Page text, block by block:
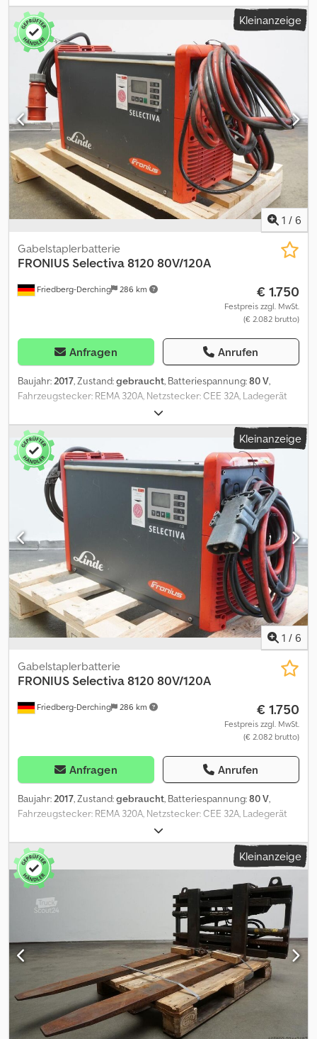
Fronius-Batterieladegerät Selectiva 8120 80V/120A, mit
Elektrolytrührwerk, inklusive Kabel und Stecker REMA 320A,
Netzstecker CEE 32A. Dkodpfozq H Dzjx Aider
Kleinanzeige
1 / 6
Friedberg-Derching 286 km
Gabelstaplerbatterie
FRONIUS Selectiva 8120 80V/120A
€ 1.750
Festpreis zzgl. MwSt.
(€ 2.082 brutto)
Anfragen Anrufen
Baujahr:2017, Zustand:gebraucht, Batteriespannung:80 V,
Fahrzeugstecker: REMA 320A, Netzstecker: CEE 32A, Ladegerät
mit EUW, gebrauchtes Fronius-Batterieladegerät Selectiva 8120
80V/120A, mit Elektrolytrührwerk, inklusive Kabel und Stecker
REMA 320A, Netzstecker CEE 32A. Djdezq H Duepfx AidskrKleinanzeige
1 / 6
Friedberg-Derching 286 km
Gabelstaplerbatterie
FRONIUS Selectiva 8120 80V/120A
€ 1.750
Festpreis zzgl. MwSt.
(€ 2.082 brutto)
Anfragen Anrufen
Baujahr:2017, Zustand:gebraucht, Batteriespannung:80 V,
Fahrzeugstecker: REMA 320A, Netzstecker: CEE 32A, Ladegerät
mit EUW, gebrauchtes Fronius-Batterieladegerät Selectiva 8120
80V/120A, mit Elektrolyt-Umwälzfunktion, inklusive Kabel und
Stecker REMA 320A, Netzstecker CEE 32A. Dedpfx Aiozq H
Dnsdskr
Kleinanzeige